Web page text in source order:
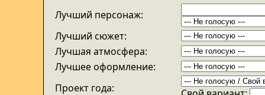
IF cubed
La Villa Esperance
Roboto (y4n;
Лучший персонаж:
Лучший сюжет:
Лучшая атмосфера:
Лучшее оформление:
Проект года: